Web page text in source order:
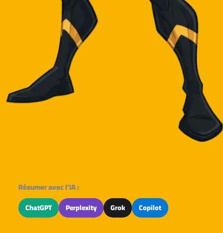
Résumer avec l'IA :
ChatGPT Perplexity Grok Copilot